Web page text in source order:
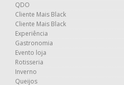
QDO
Cliente Mais Black
Cliente Mais Black
Experiência
Gastronomia
Evento loja
Rotisseria
Inverno
Queijos